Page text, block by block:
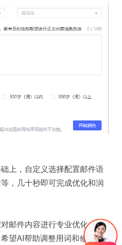
上，自定义选择配置邮件语
，几十秒即可完成优化和润
邮件内容进行专业优化
望AI帮助调整用词和修改语